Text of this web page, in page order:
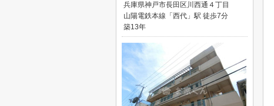
兵庫県神戸市長田区川西通４丁目
山陽電鉄本線「西代」駅 徒歩7分
築13年